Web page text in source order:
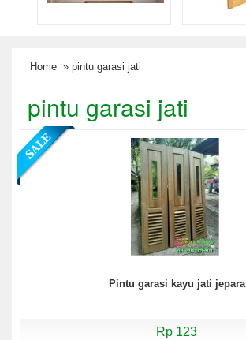
Home » pintu garasi jati
pintu garasi jati
Pintu garasi kayu jati jepara
Rp 123